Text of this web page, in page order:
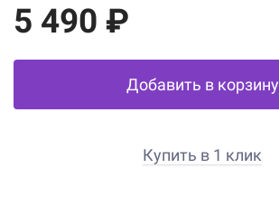
5 490 ₽
Добавить в корзину
Купить в 1 клик